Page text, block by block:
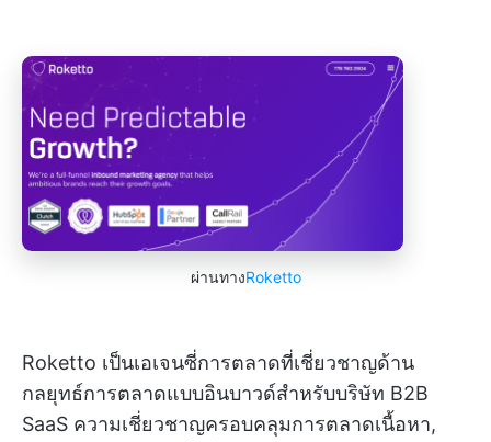
ผ่านทางRoketto
Roketto เป็นเอเจนซี่การตลาดที่เชี่ยวชาญด้าน
กลยุทธ์การตลาดแบบอินบาวด์สำหรับบริษัท B2B
SaaS ความเชี่ยวชาญครอบคลุมการตลาดเนื้อหา,